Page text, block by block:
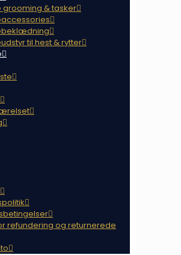
& tasker
til hest & rytter
refundering og returnerede